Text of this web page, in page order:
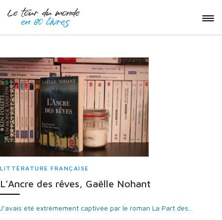
LITTÉRATURE FRANÇAISE
L’Ancre des rêves, Gaëlle Nohant
J’avais été extrêmement captivée par le roman La Part des...